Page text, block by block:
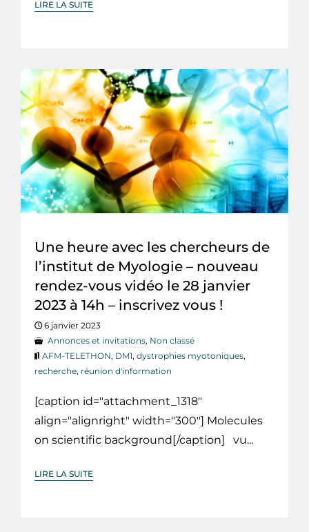
LIRE LA SUITE
Une heure avec les chercheurs de
l’institut de Myologie – nouveau
rendez-vous vidéo le 28 janvier
2023 à 14h – inscrivez vous !
6 janvier 2023
Annonces et invitations, Non classé
AFM-TELETHON, DM1, dystrophies myotoniques,
recherche, réunion d'information
[caption id="attachment_1318"
align="alignright" width="300"] Molecules
on scientific background[/caption] vu...
LIRE LA SUITE